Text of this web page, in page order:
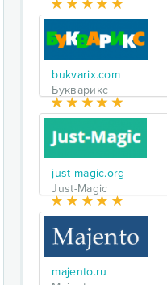
bukvarix.com
Букварикс
just-magic.org
Just-Magic
majento.ru